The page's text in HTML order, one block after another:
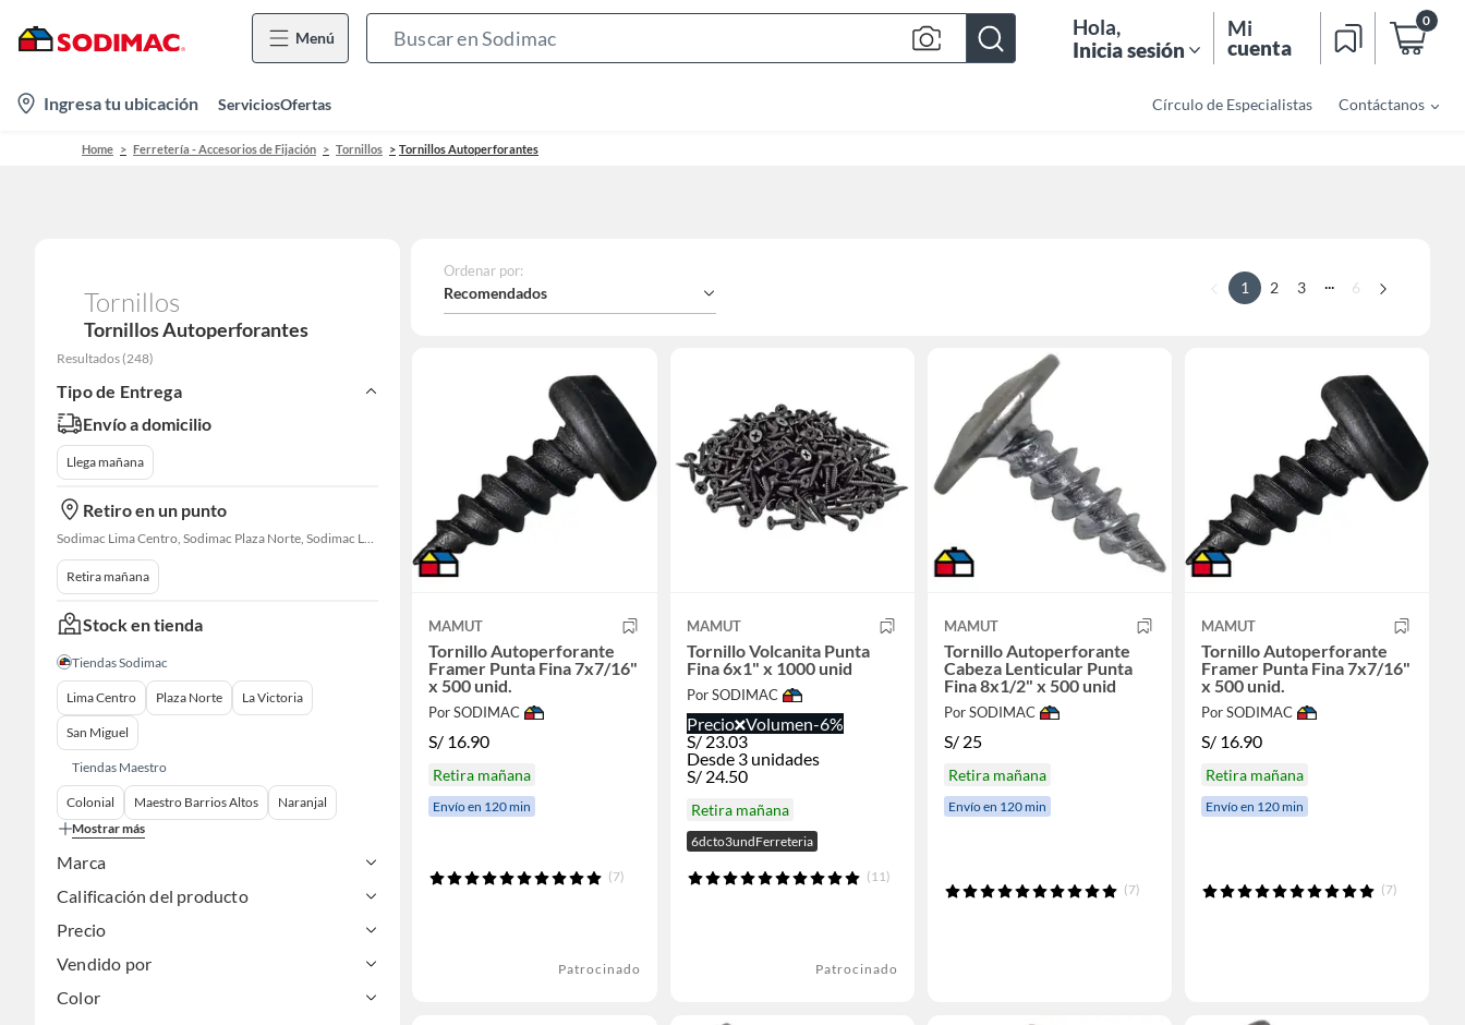
Menú
Bar
Hola,
Inicia sesión
Mi
cuenta
0
location-
icon
Ingresa tu ubicación ServiciosOfertas Círculo de Especialistas Contáctanos
Home Ferretería - Accesorios de Fijación Tornillos Tornillos Autoperforantes
Tornillos
Tornillos Autoperforantes
Resultados (248)
Tipo de Entrega
Envío a domicilio
Llega mañana
Retiro en un punto
Sodimac Lima Centro, Sodimac Plaza Norte, Sodimac La Victoria, Sodimac San Miguel, Sodimac S. J. Lurigancho, Sodimac Primavera, Sodimac Chacarilla, Sodimac Av. La Molina, Sodimac Colonial, Maestro Barrios Altos, Sodimac Naranjal
Retira mañana
Stock en tienda
Tiendas Sodimac
Lima Centro Plaza Norte La Victoria
San Miguel
Tiendas Maestro
Colonial Maestro Barrios Altos
Naranjal
Mostrar más
Marca
Calificación del producto
Precio
Vendido por
Color
Ordenar por:
Recomendados 1 2 3 ... 6
MAMUT
Tornillo Autoperforante
Framer Punta Fina 7x7/16"
x 500 unid.
Por SODIMAC
S/ 16.90
Retira mañana
Envío en 120 min
(7)
Patrocinado
MAMUT
Tornillo Volcanita Punta
Fina 6x1" x 1000 unid
Por SODIMAC
Precio Volumen-6%
S/23.03
Desde 3 unidades
S/ 24.50
Retira mañana
6dcto3undFerreteria
(11)
Patrocinado
MAMUT
Tornillo Autoperforante
Cabeza Lenticular Punta
Fina 8x1/2" x 500 unid
Por SODIMAC
S/ 25
Retira mañana
Envío en 120 min
(7)
MAMUT
Tornillo Autoperforante
Framer Punta Fina 7x7/16"
x 500 unid.
Por SODIMAC
S/ 16.90
Retira mañana
Envío en 120 min
(7)